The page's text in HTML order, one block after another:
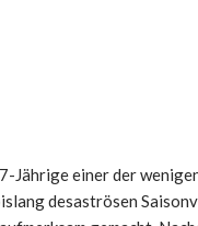
Jährige einer der
desaströsen